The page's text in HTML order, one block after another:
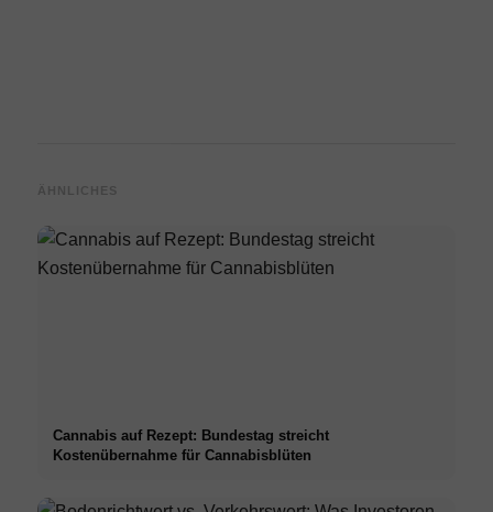
ÄHNLICHES
Cannabis auf Rezept: Bundestag streicht
Kostenübernahme für Cannabisblüten